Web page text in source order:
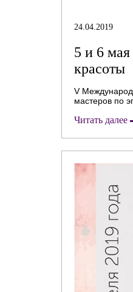
24.04.2019
5 и 6
красоты
V
мастеров по
Читать далее